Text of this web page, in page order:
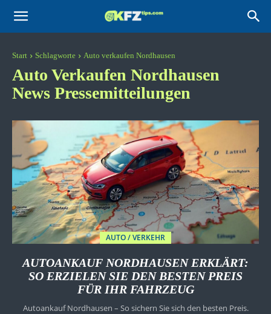
KFZtips.com
Start Schlagworte Auto verkaufen Nordhausen
Auto Verkaufen Nordhausen
News Pressemitteilungen
AUTO / VERKEHR
AUTOANKAUF NORDHAUSEN ERKLÄRT:
SO ERZIELEN SIE DEN BESTEN PREIS
FÜR IHR FAHRZEUG
Autoankauf Nordhausen – So sichern Sie sich den besten Preis.